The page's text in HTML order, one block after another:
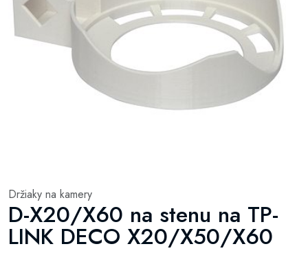
Držiaky na kamery
D-X20/X60 na stenu na TP-
LINK DECO X20/X50/X60